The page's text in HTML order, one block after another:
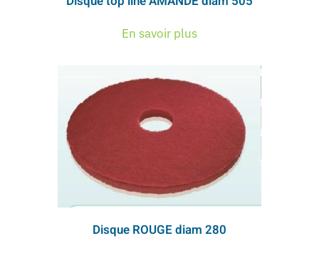
En savoir plus
Disque ROUGE diam 280